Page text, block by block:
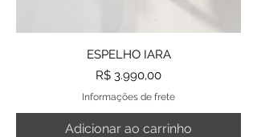
ESPELHO IARA
Preço
R$ 3.990,00
Informações de frete
Adicionar ao carrinho